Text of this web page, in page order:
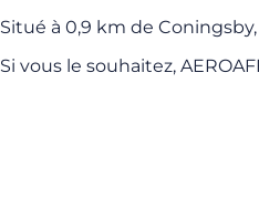
Situé à 0,9 km de
Si vous le souhaitez,